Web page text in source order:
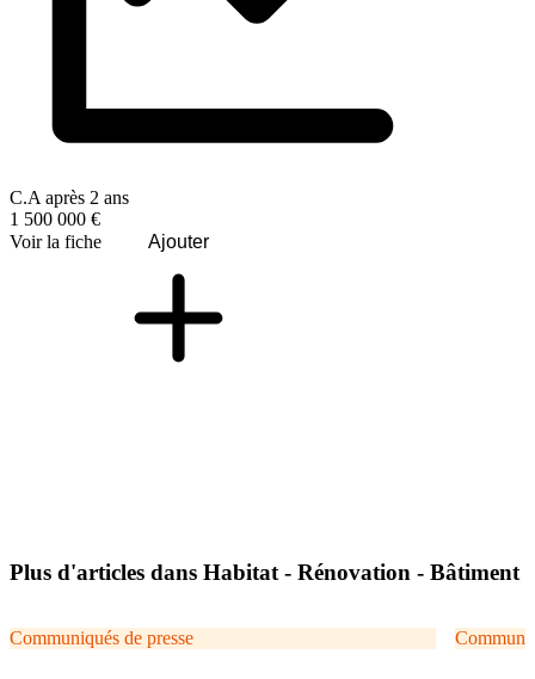
C.A après 2 ans
1 500 000 €
Voir la fiche
Ajouter
Plus d'articles dans Habitat - Rénovation - Bâtiment
Communiqués de presse